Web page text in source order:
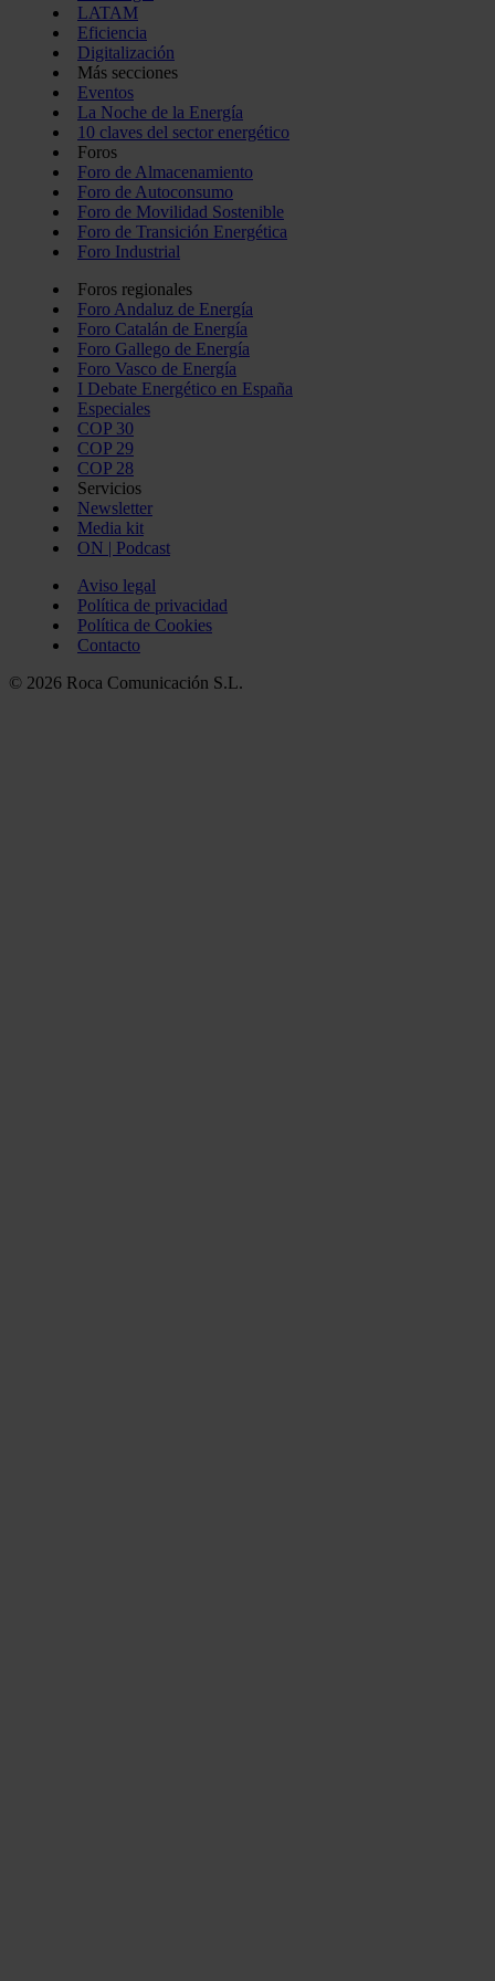
LATAM
Eficiencia
Digitalización
Más secciones
Eventos
La Noche de la Energía
10 claves del sector energético
Foros
Foro de Almacenamiento
Foro de Autoconsumo
Foro de Movilidad Sostenible
Foro de Transición Energética
Foro Industrial
Foros regionales
Foro Andaluz de Energía
Foro Catalán de Energía
Foro Gallego de Energía
Foro Vasco de Energía
I Debate Energético en España
Especiales
COP 30
COP 29
COP 28
Servicios
Newsletter
Media kit
ON | Podcast
Aviso legal
Política de privacidad
Política de Cookies
Contacto
© 2026 Roca Comunicación S.L.